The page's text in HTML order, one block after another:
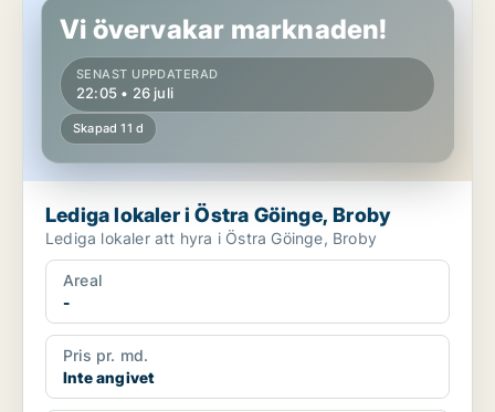
Vi övervakar marknaden!
SENAST UPPDATERAD
22:05 • 26 juli
Skapad 11 d
Lediga lokaler i Östra Göinge, Broby
Lediga lokaler att hyra i Östra Göinge, Broby
Areal
-
Pris pr. md.
Inte angivet